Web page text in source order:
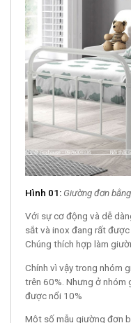
Hình 01: Giường đơn
Với sự cơ động và dễ
sắt và inox đang rất
Chúng thích hợp làm
Chính vì vậy trong nhóm
trên 60%. Nhưng ở nhóm
được nổi 10%
Một số mẫu giường đơn